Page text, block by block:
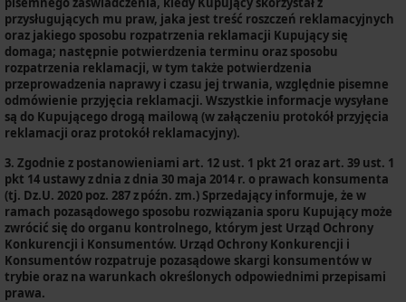
przysługujących mu praw, jaka jest treść roszczeń reklamacyjnych
oraz jakiego sposobu rozpatrzenia reklamacji Kupujący się
domaga; następnie potwierdzenia terminu oraz sposobu
rozpatrzenia reklamacji, w tym także potwierdzenia
przeprowadzenia naprawy i czasu jej trwania, względnie pisemne
odmówienie przyjęcia reklamacji. Wszystkie informacje wysyłane
są do Kupującego drogą mailową (w załączeniu protokół przyjęcia
reklamacji oraz protokół reklamacyjny).
3. Zgodnie z postanowieniami art. 12 ust. 1 pkt 21 oraz art. 39 ust. 1
pkt 14 ustawy z dnia z dnia 30 maja 2014 r. o prawach konsumenta
(tj. Dz.U. 2020 poz. 287 z późn. zm.) Sprzedający informuje, że w
ramach pozasądowego sposobu rozwiązania sporu Kupujący może
zwrócić się do organu kontrolnego, którym jest Urząd Ochrony
Konkurencji i Konsumentów. Urząd Ochrony Konkurencji i
Konsumentów rozpatruje pozasądowe skargi konsumentów w
trybie oraz na warunkach określonych odpowiednimi przepisami
prawa.